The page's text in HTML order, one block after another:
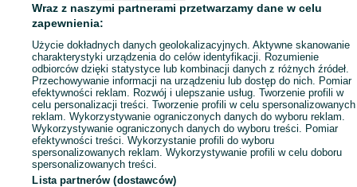
Wraz z naszymi partnerami przetwarzamy dane w celu
zapewnienia:
Użycie dokładnych danych geolokalizacyjnych. Aktywne skanowanie
charakterystyki urządzenia do celów identyfikacji. Rozumienie
odbiorców dzięki statystyce lub kombinacji danych z różnych źródeł.
Przechowywanie informacji na urządzeniu lub dostęp do nich. Pomiar
efektywności reklam. Rozwój i ulepszanie usług. Tworzenie profili w
celu personalizacji treści. Tworzenie profili w celu spersonalizowanych
reklam. Wykorzystywanie ograniczonych danych do wyboru reklam.
Wykorzystywanie ograniczonych danych do wyboru treści. Pomiar
efektywności treści. Wykorzystanie profili do wyboru
spersonalizowanych reklam. Wykorzystywanie profili w celu doboru
spersonalizowanych treści.
Lista partnerów (dostawców)